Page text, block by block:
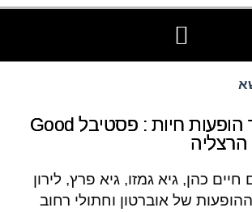
מנות שף לצד הופעות חיות : פסטיבל Good
כהן, גיא גמזו, גיא פרץ, לירון
של אוברטון וחתולי רחוב